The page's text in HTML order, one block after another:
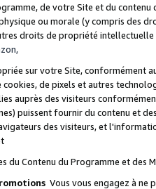
de votre Site et du
ou morale (y compris des
droits de propriété
sur votre Site, conformément
de pixels et autres
auprès des visiteurs
puissent fournir du contenu et
des visiteurs, et
Contenu du Programme et des
Vous vous engagez à ne